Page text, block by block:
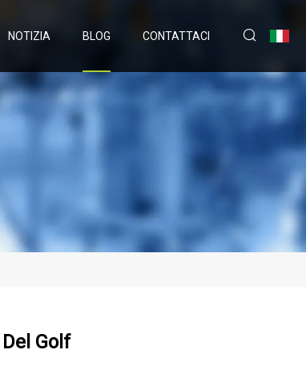
NOTIZIA BLOG CONTATTACI
Golf